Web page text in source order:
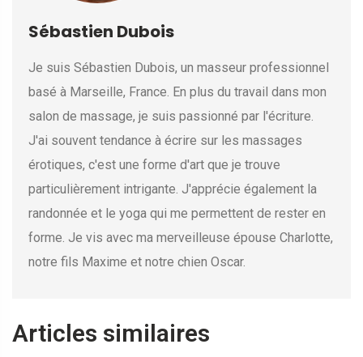
Sébastien Dubois
Je suis Sébastien Dubois, un masseur professionnel
basé à Marseille, France. En plus du travail dans mon
salon de massage, je suis passionné par l'écriture.
J'ai souvent tendance à écrire sur les massages
érotiques, c'est une forme d'art que je trouve
particulièrement intrigante. J'apprécie également la
randonnée et le yoga qui me permettent de rester en
forme. Je vis avec ma merveilleuse épouse Charlotte,
notre fils Maxime et notre chien Oscar.
Articles similaires